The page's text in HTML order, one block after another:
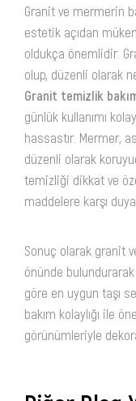
Granit ve mermerin
estetik açıdan
oldukça önemlidir.
olup, düzenli olarak
Granit temizlik
günlük kullanımı
hassastır. Mermer,
düzenli olarak
temizliği dikkat ve
maddelere karşı
Sonuç olarak granit
önünde
göre en uygun taşı
bakım kolaylığı ile
görünümleriyle